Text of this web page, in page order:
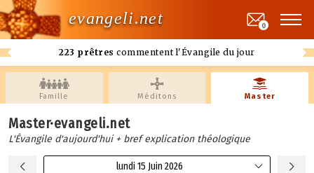
evangeli.net
223 prêtres commentent l'Évangile du jour
0
Famille Méditons Master
Master·evangeli.net
L'Évangile d'aujourd'hui + bref explication théologique
lundi 15 Juin 2026